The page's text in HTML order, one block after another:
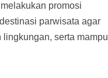
promosi
parwisata agar
serta mampu